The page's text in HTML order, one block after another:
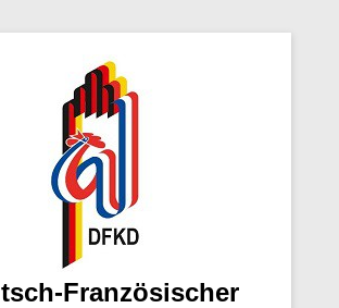
Französischer